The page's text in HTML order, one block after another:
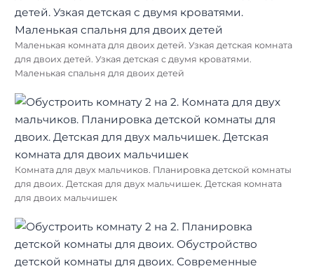
Маленькая комната для двоих детей. Узкая детская комната
для двоих детей. Узкая детская с двумя кроватями.
Маленькая спальня для двоих детей
Комната для двух мальчиков. Планировка детской комнаты
для двоих. Детская для двух мальчишек. Детская комната
для двоих мальчишек
Найти: